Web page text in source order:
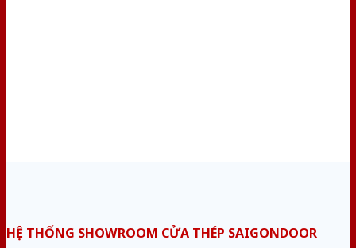
HỆ THỐNG SHOWROOM CỬA THÉP SAIGONDOOR